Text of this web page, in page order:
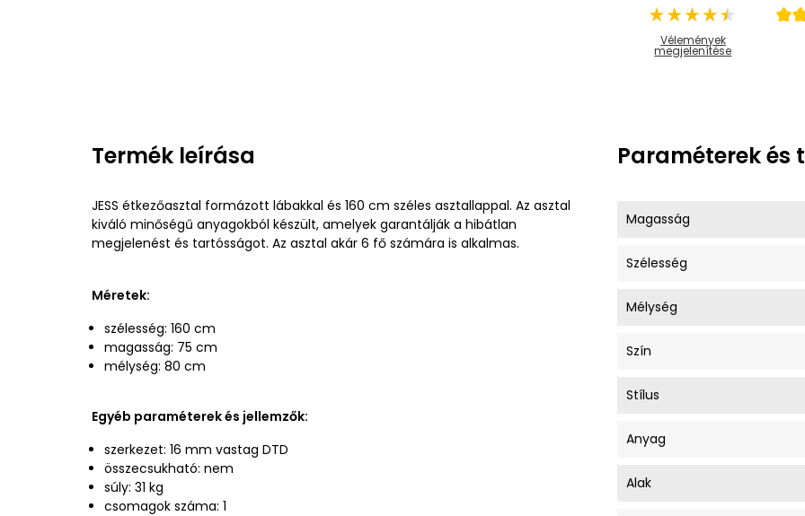
Vélemények
megjelenítése
Termék leírása
JESS étkezőasztal formázott lábakkal és 160 cm széles asztallappal. Az asztal
kiváló minőségű anyagokból készült, amelyek garantálják a hibátlan
megjelenést és tartósságot. Az asztal akár 6 fő számára is alkalmas.
Méretek:
szélesség: 160 cm
magasság: 75 cm
mélység: 80 cm
Egyéb paraméterek és jellemzők:
szerkezet: 16 mm vastag DTD
összecsukható: nem
súly: 31 kg
csomagok száma: 1
Paraméterek
Magasság
Szélesség
Mélység
Szín
Stílus
Anyag
Alak